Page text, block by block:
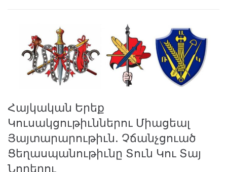
Հայկական Երեք
Կուսակցութիւններու Միացեալ
Յայտարարութիւն. Չճանչցուած
Ցեղասպանութիւնը Տուն Կու Տայ
Նորերու